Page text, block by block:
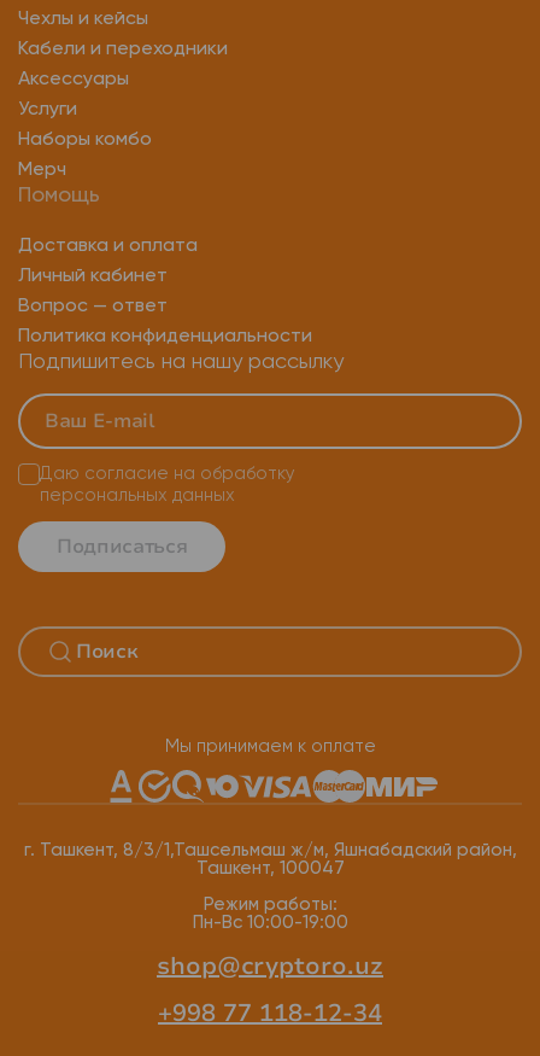
Чехлы и кейсы
Кабели и переходники
Аксессуары
Услуги
Наборы комбо
Мерч
Помощь
Доставка и оплата
Личный кабинет
Вопрос — ответ
Политика конфиденциальности
Подпишитесь на нашу рассылку
Подписаться
Даю согласие на обработку
персональных данных
Мы принимаем к оплате
г. Ташкент, 8/3/1,Ташсельмаш ж/м, Яшнабадский район,
Ташкент, 100047
Режим работы:
Пн-Вс 10:00-19:00
shop@cryptoro.uz
+998 77 118-12-34